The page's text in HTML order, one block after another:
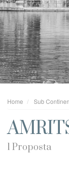
Home Sub
1 Proposta